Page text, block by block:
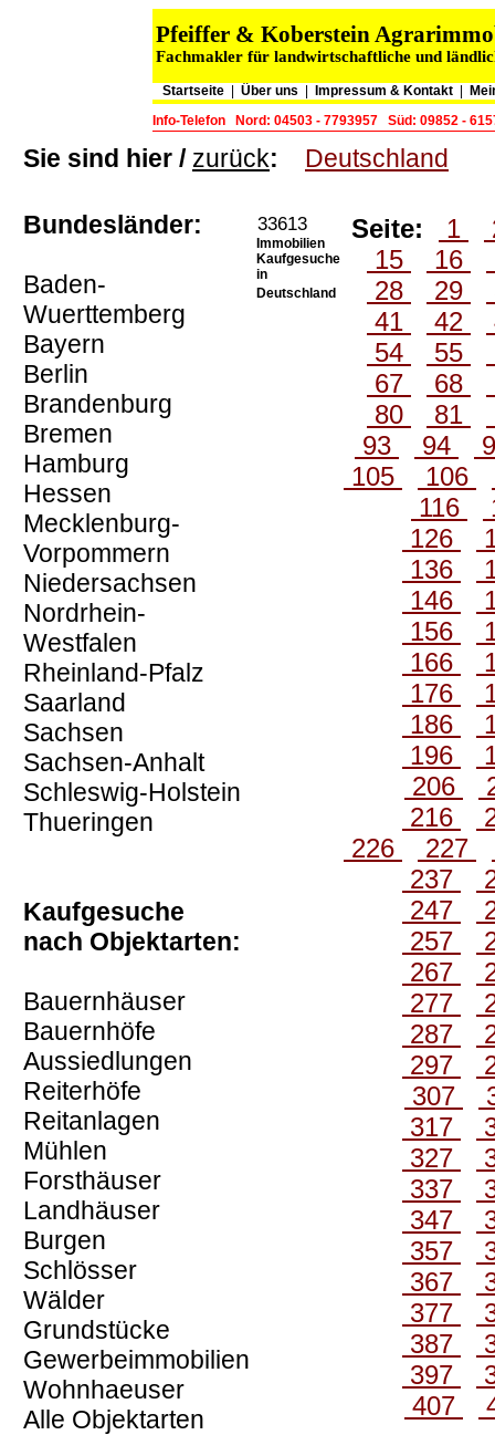
Pfeiffer & Koberstein
Fachmakler für landwirtschaftliche und
Startseite Über uns Impressum & Kontakt
Info-Telefon
Nord: 04503 - 7793957 Süd: 09852 -
Sie sind hier / zurück: Deutschland
Bundesländer:
Baden-
Wuerttemberg
Bayern
Berlin
Brandenburg
Bremen
Hamburg
Hessen
Mecklenburg-
Vorpommern
Niedersachsen
Nordrhein-
Westfalen
Rheinland-Pfalz
Saarland
Sachsen
Sachsen-Anhalt
Schleswig-Holstein
Thueringen
Kaufgesuche
nach Objektarten:
Bauernhäuser
Bauernhöfe
Aussiedlungen
Reiterhöfe
Reitanlagen
Mühlen
Forsthäuser
Landhäuser
Burgen
Schlösser
Wälder
Grundstücke
Gewerbeimmobilien
Wohnhaeuser
Alle Objektarten
33613
Immobilien
Kaufgesuche
in
Deutschland
Seite: 1
15
16
28
29
41
42
54
55
67
68
80
81
93
94
105
106
116
126
136
146
156
166
176
186
196
206
216
226
227
237
247
257
267
277
287
297
307
317
327
337
347
357
367
377
387
397
407